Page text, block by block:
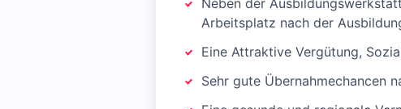
Neben der
Arbeitsplatz nach der
Eine Attraktive Vergütung,
Sehr gute Übernahmechancen